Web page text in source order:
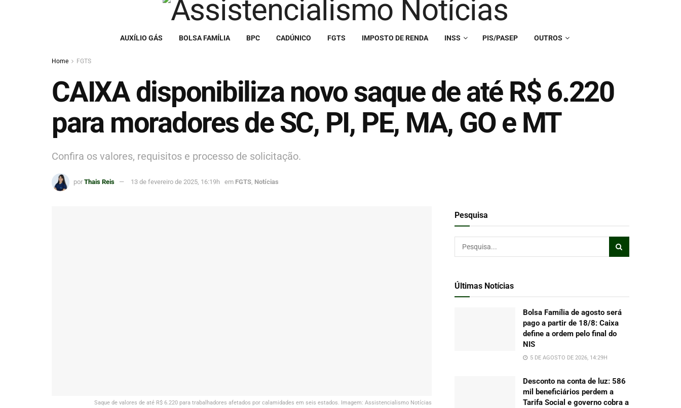
AUXÍLIO GÁS BOLSA FAMÍLIA BPC CADÚNICO FGTS IMPOSTO DE RENDA INSS PIS/PASEP OUTROS
Home FGTS
CAIXA disponibiliza novo saque de até R$ 6.220
para moradores de SC, PI, PE, MA, GO e MT
Confira os valores, requisitos e processo de solicitação.
por Thais Reis 13 de fevereiro de 2025, 16:19h em FGTS, Notícias
Saque de valores de até R$ 6.220 para trabalhadores afetados por calamidades em seis estados. Imagem: Assistencialismo Notícias
Pesquisa
Últimas Notícias
Bolsa Família de agosto será
pago a partir de 18/8: Caixa
define a ordem pelo final do
NIS
5 DE AGOSTO DE 2026, 14:29H
Desconto na conta de luz: 586
mil beneficiários perdem a
Tarifa Social e governo cobra a